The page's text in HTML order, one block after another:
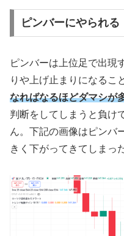
ピンバーにやられる
ピンバーは上位足で出現
りや上げ止まりになるこ
なればなるほどダマシが
判断をしてしまうと負け
ん。下記の画像はピンバ
きく下がってきてしまっ